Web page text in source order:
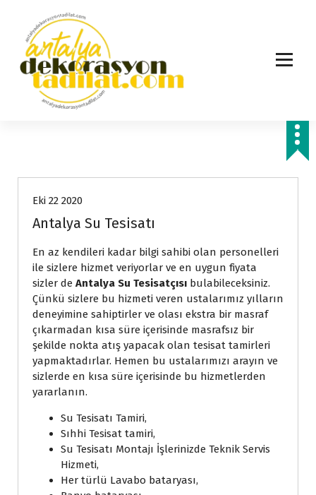
Eki 22 2020
Antalya Su Tesisatı
En az kendileri kadar bilgi sahibi olan personelleri
ile sizlere hizmet veriyorlar ve en uygun fiyata
sizler de Antalya Su Tesisatçısı bulabileceksiniz.
Çünkü sizlere bu hizmeti veren ustalarımız yılların
deneyimine sahiptirler ve olası ekstra bir masraf
çıkarmadan kısa süre içerisinde masrafsız bir
şekilde nokta atış yapacak olan tesisat tamirleri
yapmaktadırlar. Hemen bu ustalarımızı arayın ve
sizlerde en kısa süre içerisinde bu hizmetlerden
yararlanın.
Su Tesisatı Tamiri,
Sıhhi Tesisat tamiri,
Su Tesisatı Montajı İşlerinizde Teknik Servis
Hizmeti,
Her türlü Lavabo bataryası,